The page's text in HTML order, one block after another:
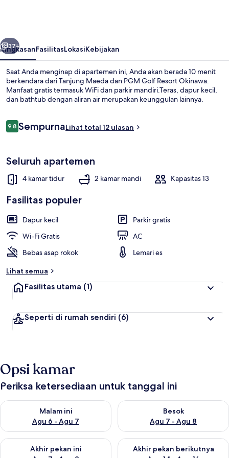
Berikutnya
37+
RingkasanFasilitasLokasiKebijakan
Saat Anda menginap di apartemen ini, Anda akan berada 10 menit
berkendara dari Tanjung Maeda dan PGM Golf Resort Okinawa.
Manfaat gratis termasuk WiFi dan parkir mandiri.Teras, dapur kecil,
dan bathtub dengan aliran air merupakan keunggulan lainnya.
Ulasan
9,89,8 dari 10
SempurnaLihat total 12 ulasan
Seluruh apartemen
4 kamar tidur 2 kamar mandi Kapasitas 13
Fasilitas populer
Dapur kecil
Parkir gratis
Wi-Fi Gratis
AC
Bebas asap rokok
Lemari es
Lihat semua
Fasilitas utama (1)
Seperti di rumah sendiri (6)
Opsi kamar
Periksa ketersediaan untuk tanggal ini
Malam ini
Agu 6 - Agu 7
Periksa ketersediaan untuk malam ini Agu 6 - Agu 7
Besok
Agu 7 - Agu 8
Periksa ketersediaan untuk
Akhir pekan ini
Periksa ketersediaan untuk akhir pekan ini Agu 7 - Agu 9
Akhir pekan berikutnya
Periksa ketersediaan untuk